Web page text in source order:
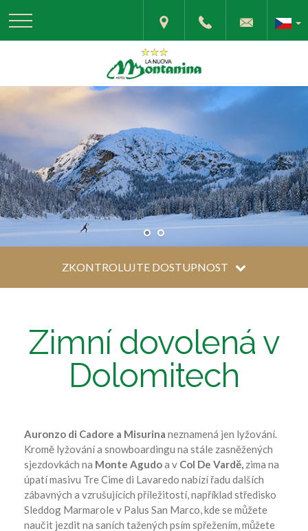
ZKONTROLUJTE DOSTUPNOST
Zimní dovolená v
Dolomitech
Auronzo di Cadore a Misurina neznamená jen lyžování.
Kromĕ lyžování a snowboardingu na stále zasněžených
sjezdovkách na Monte Agudoa v Col De Vardĕ, zima na
úpatí masivu Tre Cime di Lavaredo nabízí řadu dalších
zábavných a vzrušujících příležitostí, například středisko
Sleddog Marmarole v Palus San Marco, kde se můžete
naučit jezdit na saních tažených psím spřežením, můžete